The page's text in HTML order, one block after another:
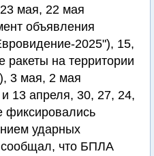
мая, 22 мая
объявления
2025"), 15,
ракеты на территории
3 мая, 2 мая
13 апреля, 30, 27, 24,
фиксировались
ударных
что БПЛА